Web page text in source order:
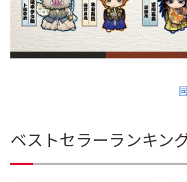
ベストセラーランキン